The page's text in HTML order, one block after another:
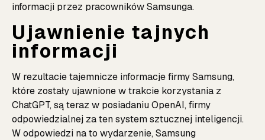
informacji przez pracowników Samsunga.
Ujawnienie tajnych
informacji
W rezultacie tajemnicze informacje firmy Samsung,
które zostały ujawnione w trakcie korzystania z
ChatGPT, są teraz w posiadaniu OpenAI, firmy
odpowiedzialnej za ten system sztucznej inteligencji.
W odpowiedzi na to wydarzenie, Samsung